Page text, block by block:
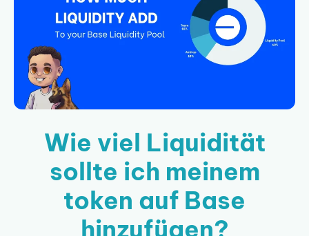
Wie viel Liquidität
sollte ich meinem
token auf Base
hinzufügen?